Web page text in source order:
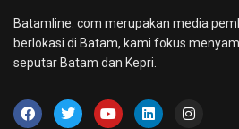
Batamline. com merupakan media
berlokasi di Batam, kami fokus
seputar Batam dan Kepri.